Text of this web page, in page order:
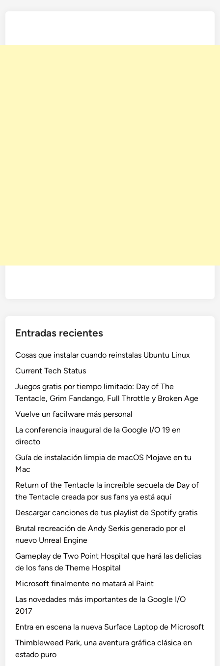
Entradas recientes
Cosas que instalar cuando reinstalas Ubuntu Linux
Current Tech Status
Juegos gratis por tiempo limitado: Day of The
Tentacle, Grim Fandango, Full Throttle y Broken Age
Vuelve un facilware más personal
La conferencia inaugural de la Google I/O 19 en
directo
Guía de instalación limpia de macOS Mojave en tu
Mac
Return of the Tentacle la increíble secuela de Day of
the Tentacle creada por sus fans ya está aquí
Descargar canciones de tus playlist de Spotify gratis
Brutal recreación de Andy Serkis generado por el
nuevo Unreal Engine
Gameplay de Two Point Hospital que hará las delicias
de los fans de Theme Hospital
Microsoft finalmente no matará al Paint
Las novedades más importantes de la Google I/O
2017
Entra en escena la nueva Surface Laptop de Microsoft
Thimbleweed Park, una aventura gráfica clásica en
estado puro